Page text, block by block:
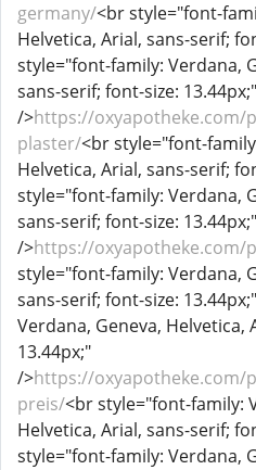
germany/<br style="font-
Helvetica, Arial, sans-serif;
style="font-family: Verdana,
sans-serif; font-size: 13.44px;"
/>https://oxyapotheke.com/
plaster/<br style="font-
Helvetica, Arial, sans-serif;
style="font-family: Verdana,
sans-serif; font-size: 13.44px;"
/>https://
style="font-family: Verdana,
sans-serif; font-size:
Verdana, Geneva, Helvetica,
13.44px;"
/>https://oxyapotheke.com/
preis/<br style="font-family:
Helvetica, Arial, sans-serif;
style="font-family: Verdana,